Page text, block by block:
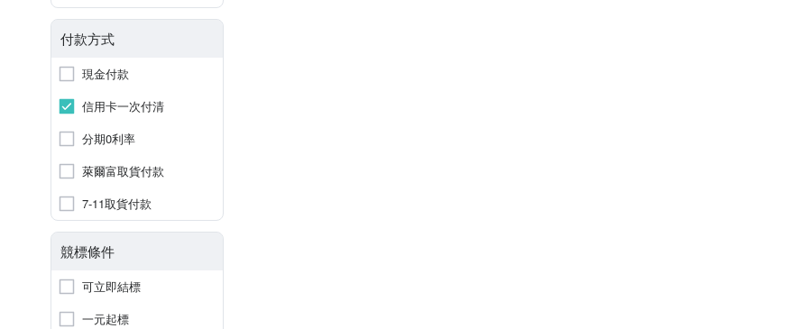
付款方式
現金付款
信用卡一次付清
分期0利率
萊爾富取貨付款
7-11取貨付款
競標條件
可立即結標
一元起標